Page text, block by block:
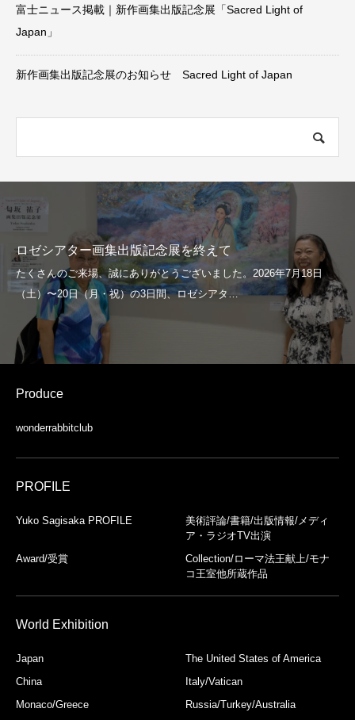
富士ニュース掲載｜新作画集出版記念展「Sacred Light of
Japan」
新作画集出版記念展のお知らせ Sacred Light of Japan
版記念展を終えて
富士ニュース６/
テンペラ画家匂坂
Produce
wonderrabbitclub
PROFILE
Yuko Sagisaka PROFILE
美術評論/書籍/出版情報/メディ
ア・ラジオTV出演
Award/受賞
Collection/ローマ法王献上/モナ
コ王室他所蔵作品
World Exhibition
Japan
The United States of America
China
Italy/Vatican
Monaco/Greece
Russia/Turkey/Australia